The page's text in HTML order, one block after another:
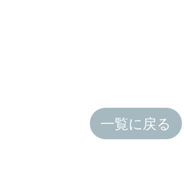
一覧に戻る